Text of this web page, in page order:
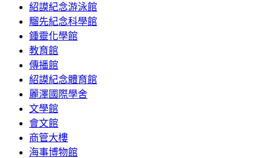
紹謨紀念游泳館
騮先紀念科學館
鍾靈化學館
教育館
傳播館
紹謨紀念體育館
麗澤國際學舍
文學館
會文館
商管大樓
海事博物館